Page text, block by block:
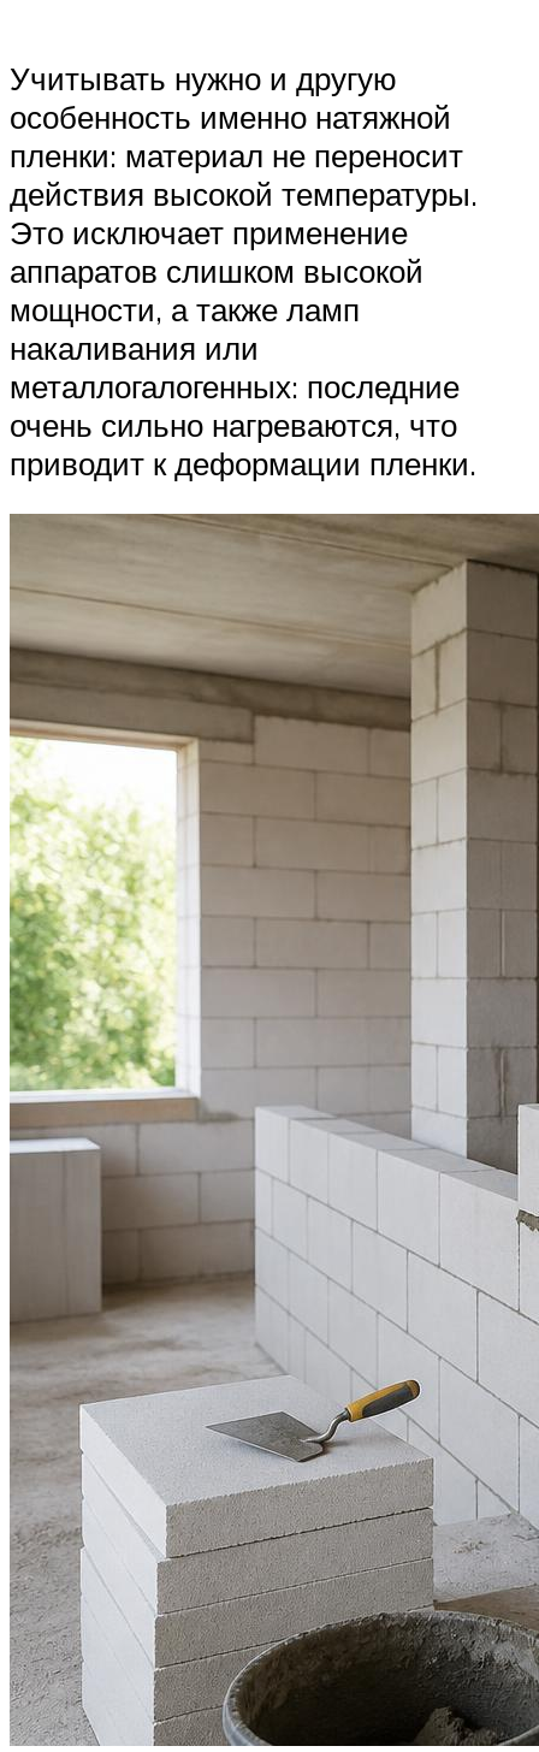
Учитывать нужно и другую
особенность именно натяжной
пленки: материал не переносит
действия высокой температуры.
Это исключает применение
аппаратов слишком высокой
мощности, а также ламп
накаливания или
металлогалогенных: последние
очень сильно нагреваются, что
приводит к деформации пленки.